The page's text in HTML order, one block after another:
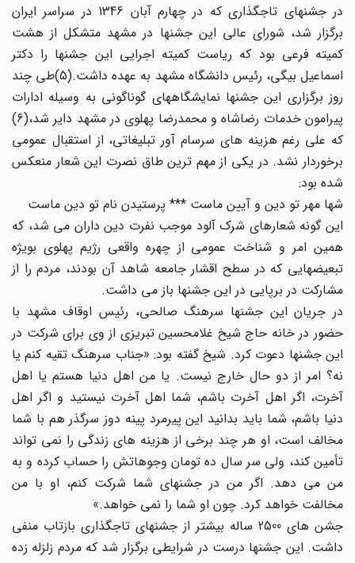
در جشنهای تاجگذاری که در چهارم آبان 1346 در سراسر ایران
برگزار شد، شورای عالی این جشنها در مشهد متشکل از هشت
کمیته فرعی بود که ریاست کمیته اجرایی این جشنها را دکتر
اسماعیل بیگی، رئیس دانشگاه مشهد به عهده داشت.(5)طی چند
روز برگزاری این جشنها نمایشگاههای گوناگونی به وسیله ادارات
پیرامون خدمات رضاشاه و محمدرضا پهلوی در مشهد دایر شد،(6)
که علی رغم هزینه های سرسام آور تبلیغاتی، از استقبال عمومی
برخوردار نشد. در یکی از مهم ترین طاق نصرت این شعار منعکس
شده بود:
شها مهر تو دین و آیین ماست *** پرستیدن نام تو دین ماست
این گونه شعارهای شرک آلود موجب نفرت دین داران می شد، که
همین امر و شناخت عمومی از چهره واقعی رژیم پهلوی بویژه
تبعیضهایی که در سطح اقشار جامعه شاهد آن بودند، مردم را از
مشارکت در برپایی در این جشنها باز می داشت.
در جریان این جشنها سرهنگ صالحی، رئیس اوقاف مشهد با
حضور در خانه حاج شیخ غلامحسین تبریزی از وی برای شرکت در
این جشنها دعوت کرد. شیخ گفته بود: «جناب سرهنگ تقیه کنم یا
نه؟ امر از دو حال خارج نیست. یا من اهل دنیا هستم یا اهل
آخرت، اگر اهل آخرت باشم، شما اهل آخرت نیستید و اگر اهل
دنیا باشم، شما باید بدانید این پیرمرد پینه دوز سرگذر هم با شما
مخالف است، او هر چند برخی از هزینه های زندگی را نمی تواند
تأمین کند، ولی سر سال ده تومان وجوهاتش را حساب کرده و به
من می دهد. اگر من در جشنهای شما شرکت کنم، او با من
مخالفت خواهد کرد. چون او شما را نمی خواهد.»
جشن های 2500 ساله بیشتر از جشنهای تاجگذاری بازتاب منفی
داشت. این جشنها درست در شرایطی برگزار شد که مردم زلزله زده